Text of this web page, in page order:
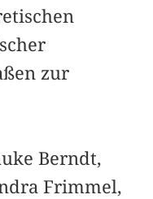
zur
Berndt,
Frimmel,